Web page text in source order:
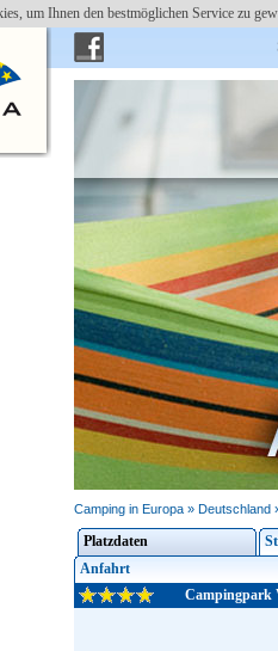
um Ihnen den bestmöglichen Service zu
Camping in Europa » Deutschland
Platzdaten
Anfahrt
Campingpark